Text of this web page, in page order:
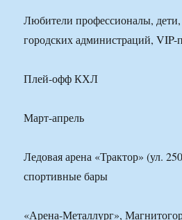
Любители профессионалы,
городских администраций, VIP-
Плей-офф КХЛ
Март-апрель
Ледовая арена «Трактор» (ул.
спортивные бары
«Арена-Металлург»,